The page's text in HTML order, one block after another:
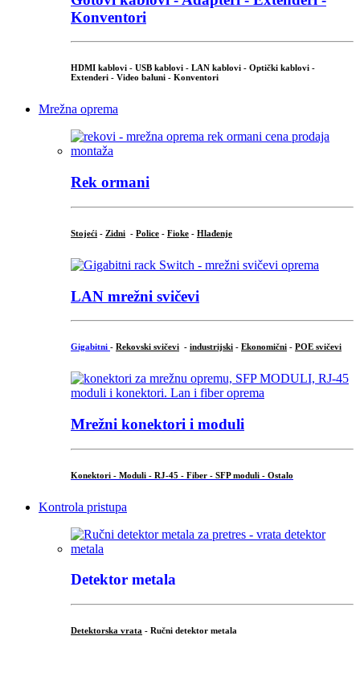
Konventori
HDMI kablovi - USB kablovi - LAN kablovi - Optički kablovi -
Extenderi - Video baluni - Konventori
Mrežna oprema
Rek ormani
Stojeći - Zidni - Police - Fioke - Hlađenje
LAN mrežni svičevi
Gigabitni - Rekovski svičevi - industrijski - Ekonomični - POE svičevi
Mrežni konektori i moduli
Konektori - Moduli - RJ-45 - Fiber - SFP moduli - Ostalo
Kontrola pristupa
Detektor metala
Detektorska vrata - Ručni detektor metala